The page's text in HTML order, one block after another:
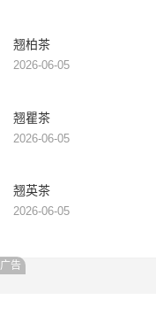
翘柏茶
2026-06-05
翘瞿茶
2026-06-05
翘英茶
2026-06-05
广告